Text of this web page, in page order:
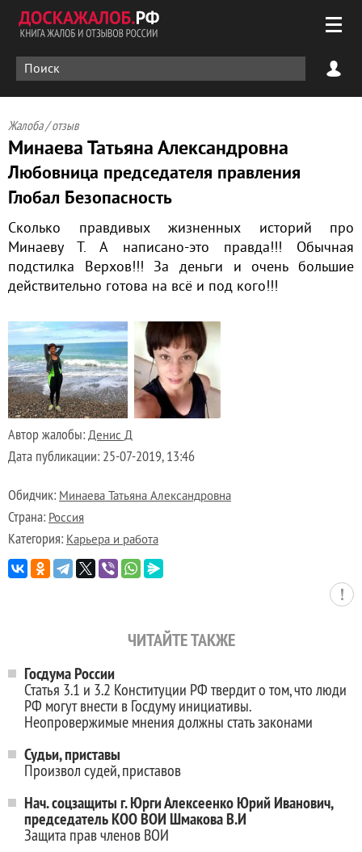
Жалоба / отзыв
Минаева Татьяна Александровна
Любовница председателя правления
Глобал Безопасность
Сколько правдивых жизненных историй про
Минаеву Т. А написано-это правда!!! Обычная
подстилка Верхов!!! За деньги и очень большие
действительно готова на всё и под кого!!!
Автор жалобы: Денис Д
Дата публикации: 25-07-2019, 13:46
Обидчик: Минаева Татьяна Александровна
Страна: Россия
Категория: Карьера и работа
ЧИТАЙТЕ ТАКЖЕ
Госдума России
Статья 3.1 и 3.2 Конституции РФ твердит о том, что люди
РФ могут внести в Госдуму инициативы.
Неопровержимые мнения должны стать законами
Судьи, приставы
Произвол судей, приставов
Нач. соцзащиты г. Юрги Алексеенко Юрий Иванович,
председатель КОО ВОИ Шмакова В.И
Защита прав членов ВОИ